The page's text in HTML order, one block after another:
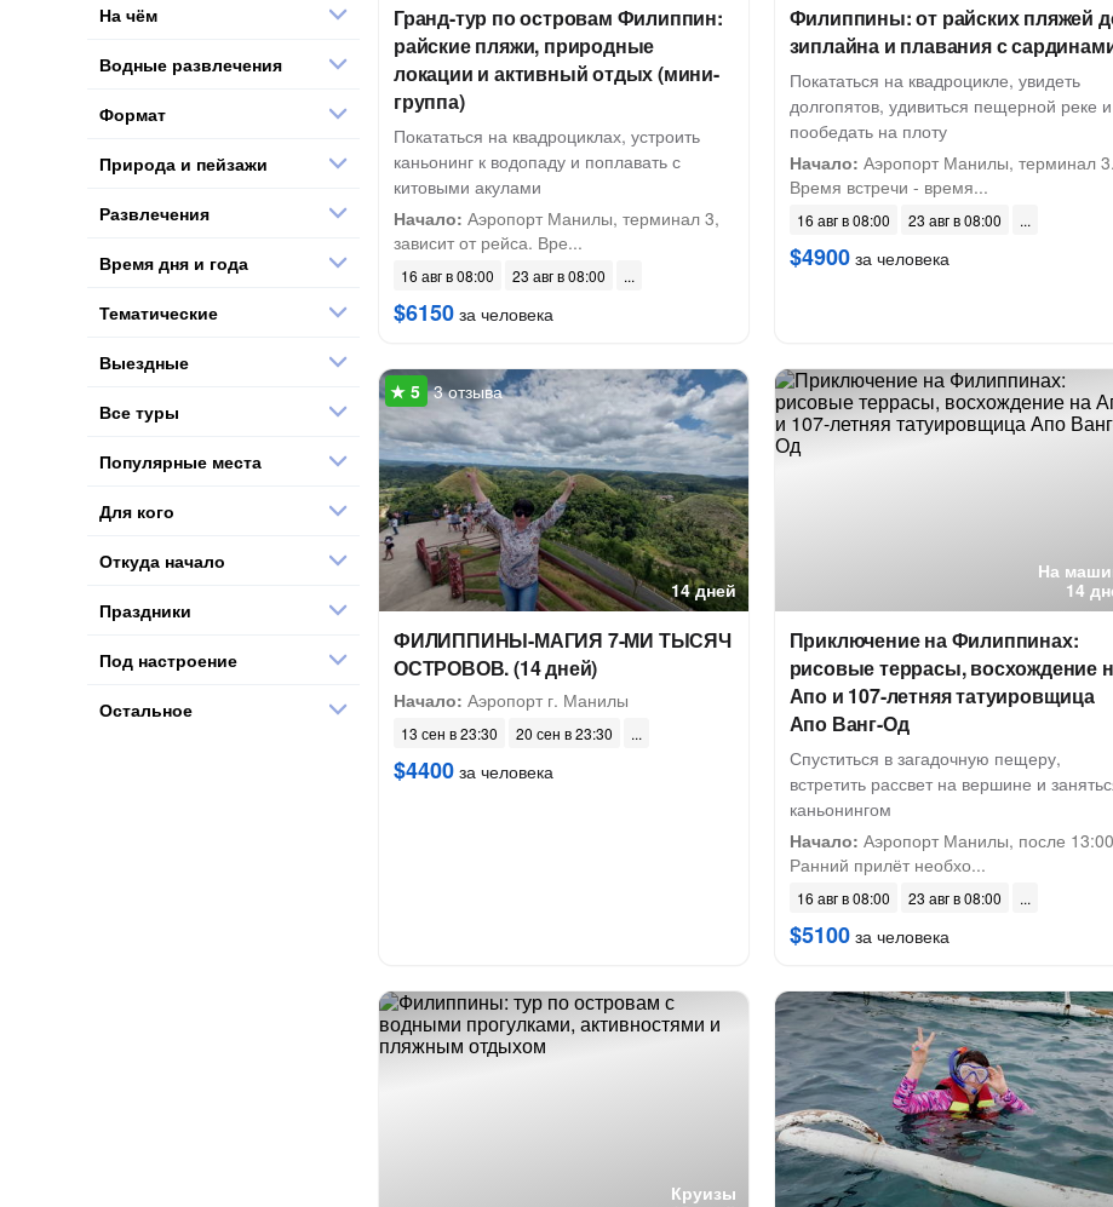
Гранд-тур по островам Филиппин:
райские пляжи, природные
локации и активный отдых (мини-
группа)
Покататься на квадроциклах, устроить
каньонинг к водопаду и поплавать с
китовыми акулами
Начало: Аэропорт Манилы, терминал 3,
зависит от рейса. Вре...
16 авг в 08:00 23 авг в 08:00
$6150 за человека
Филиппины: от райских пляжей
зиплайна и плавания с
Покататься на квадроцикле, увидеть
долгопятов, удивиться пещерной реке и
пообедать на плоту
Начало: Аэропорт Манилы, терминал 3.
Время встречи - время...
16 авг в 08:00 23 авг в 08:00
$4900за человека
14 дней
3 отзыва
ФИЛИППИНЫ-МАГИЯ 7-МИ ТЫСЯЧ
ОСТРОВОВ. (14 дней)
Начало: Аэропорт г. Манилы
13 сен в 23:30 20 сен в 23:30
$4400 за человека
На
14
Приключение на Филиппинах:
рисовые террасы, восхождение
Апо и 107-летняя татуировщица
Апо Ванг-Од
Спуститься в загадочную пещеру,
встретить рассвет на вершине и
каньонингом
Начало: Аэропорт Манилы, после
Ранний прилёт необхо...
16 авг в 08:00 23 авг в 08:00
$5100за человека
Круизы
На чём
Водные развлечения
Формат
Природа и пейзажи
Развлечения
Время дня и года
Тематические
Выездные
Все туры
Популярные места
Для кого
Откуда начало
Праздники
Под настроение
Остальное